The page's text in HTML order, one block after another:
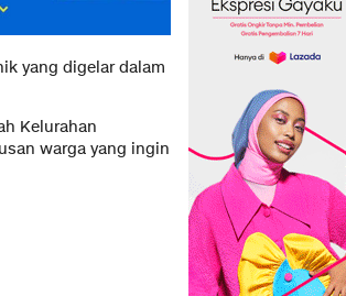
yang digelar dalam
Kelurahan
warga yang ingin